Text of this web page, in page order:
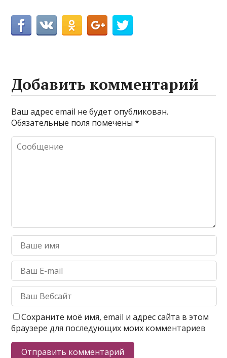
Добавить комментарий
Ваш адрес email не будет опубликован.
Обязательные поля помечены*
Сохраните моё имя, email и адрес сайта в этом
браузере для последующих моих комментариев